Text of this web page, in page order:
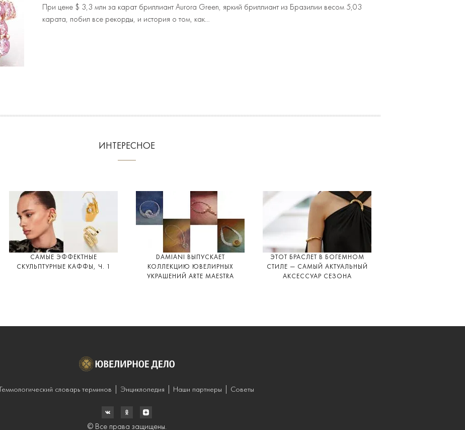
При цене $ 3,3 млн за карат бриллиант Aurora Green, яркий бриллиант из Бразилии весом 5,03
карата, побил все рекорды, и история о том, как…
ИНТЕРЕСНОЕ
САМЫЕ ЭФФЕКТНЫЕ
СКУЛЬПТУРНЫЕ КАФФЫ, Ч. 1
DAMIANI ВЫПУСКАЕТ
КОЛЛЕКЦИЮ ЮВЕЛИРНЫХ
УКРАШЕНИЙ ARTE MAESTRA
ЭТОТ БРАСЛЕТ В БОГЕМНОМ
СТИЛЕ — САМЫЙ АКТУАЛЬНЫЙ
АКСЕССУАР СЕЗОНА
Геммологический словарь терминов Энциклопедия Наши партнеры Советы
© Все права защищены.